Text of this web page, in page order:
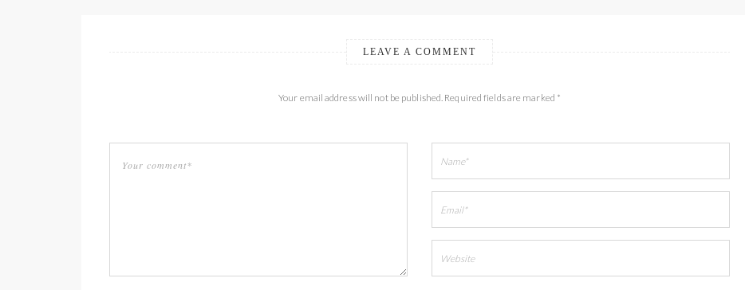
LEAVE A COMMENT
Your email address will not be published. Required fields are marked *